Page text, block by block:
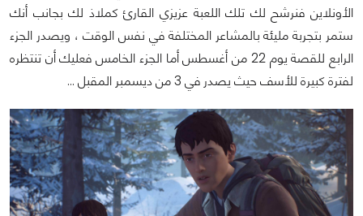
الأونلاين فنرشح لك تلك اللعبة عزيزي القارئ كملاذ لك بجانب أنك
ستمر بتجربة مليئة بالمشاعر المختلفة في نفس الوقت ، ويصدر الجزء
الرابع للقصة يوم 22 من أغسطس أما الجزء الخامس فعليك أن تنتظره
لفترة كبيرة للأسف حيث يصدر في 3 من ديسمبر المقبل …